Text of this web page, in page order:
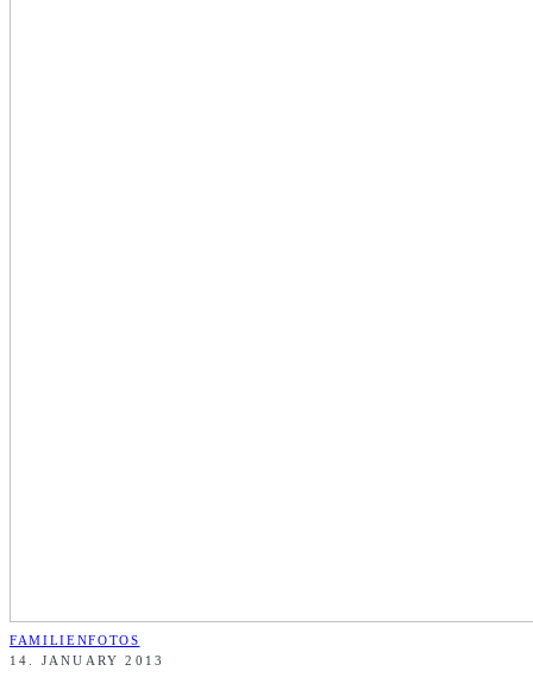
FAMILIENFOTOS
14. JANUARY 2013